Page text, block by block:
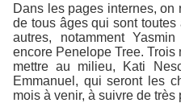
Dans les pages internes, on
de tous âges qui sont
autres, notamment
encore Penelope Tree.
mettre au milieu, Kati
Emmanuel, qui seront les
mois à venir, à suivre de très